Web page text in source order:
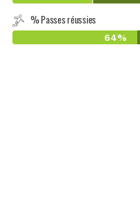
% Passes réussies
64%